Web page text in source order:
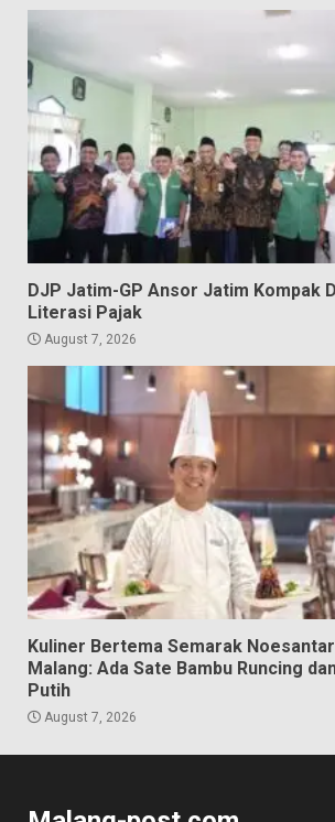
DJP Jatim-GP Ansor Jatim Kompak
Literasi Pajak
August 7, 2026
Kuliner Bertema Semarak
Malang: Ada Sate Bambu Runcing
Putih
August 7, 2026